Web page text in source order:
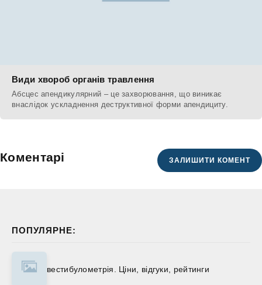
ПОПУЛЯРНЕ:
вестибулометрія. Ціни, відгуки, рейтинги
Види хвороб органів травлення
Абсцес апендикулярний – це захворювання, що виникає
внаслідок ускладнення деструктивної форми апендициту.
Коментарі ЗАЛИШИТИ КОМЕНТ